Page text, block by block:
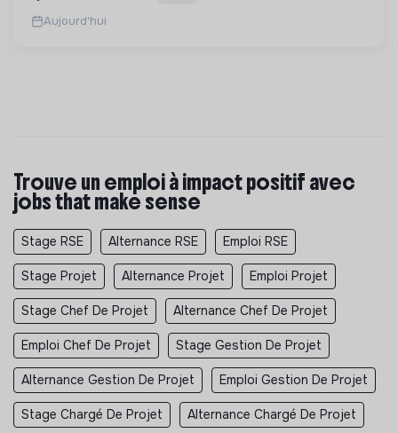
meilleure qualité de vie et un avenir durable.
Aujourd'hui
Trouve un emploi à impact positif avec
jobs that make sense
Stage RSE Alternance RSE Emploi RSE
Stage Projet Alternance Projet Emploi Projet
Stage Chef De Projet Alternance Chef De Projet
Emploi Chef De Projet Stage Gestion De Projet
Alternance Gestion De Projet Emploi Gestion De Projet
Stage Chargé De Projet Alternance Chargé De Projet